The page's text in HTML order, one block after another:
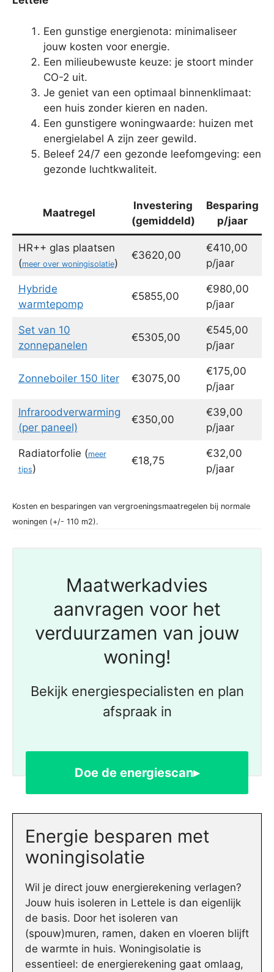
Een gunstige energienota: minimaliseer
jouw kosten voor energie.
Een milieubewuste keuze: je stoort minder
CO-2 uit.
Je geniet van een optimaal binnenklimaat:
een huis zonder kieren en naden.
Een gunstigere woningwaarde: huizen met
energielabel A zijn zeer gewild.
Beleef 24/7 een gezonde leefomgeving: een
gezonde luchtkwaliteit.
Maatregel
Investering
(gemiddeld)
Besparing
p/jaar
HR++ glas plaatsen
(meer over woningisolatie)
€3620,00
€410,00
p/jaar
Hybride
warmtepomp
€5855,00
€980,00
p/jaar
Set van 10
zonnepanelen
€5305,00
€545,00
p/jaar
Zonneboiler 150 liter €3075,00
€175,00
p/jaar
Infraroodverwarming
(per paneel)
€350,00
€39,00
p/jaar
Radiatorfolie (meer
tips)
€18,75
€32,00
p/jaar
Kosten en besparingen van vergroeningsmaatregelen bij normale
woningen (+/- 110 m2).
Maatwerkadvies
aanvragen voor het
verduurzamen van jouw
woning!
Bekijk energiespecialisten en plan
afspraak in
Doe de energiescan▸
Energie besparen met
woningisolatie
Wil je direct jouw energierekening verlagen?
Jouw huis isoleren in Lettele is dan eigenlijk
de basis. Door het isoleren van
(spouw)muren, ramen, daken en vloeren blijft
de warmte in huis. Woningisolatie is
essentieel: de energierekening gaat omlaag,